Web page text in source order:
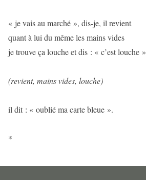
« je vais au marché », dis-je, il revient
quant à lui du même les mains vides
je trouve ça louche et dis : « c’est louche »
(revient, mains vides, louche)
il dit : « oublié ma carte bleue ».
*